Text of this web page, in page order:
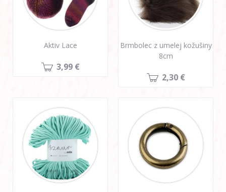
Aktiv Lace
3,99 €
Brmbolec z umelej kožušiny
8cm
2,30 €